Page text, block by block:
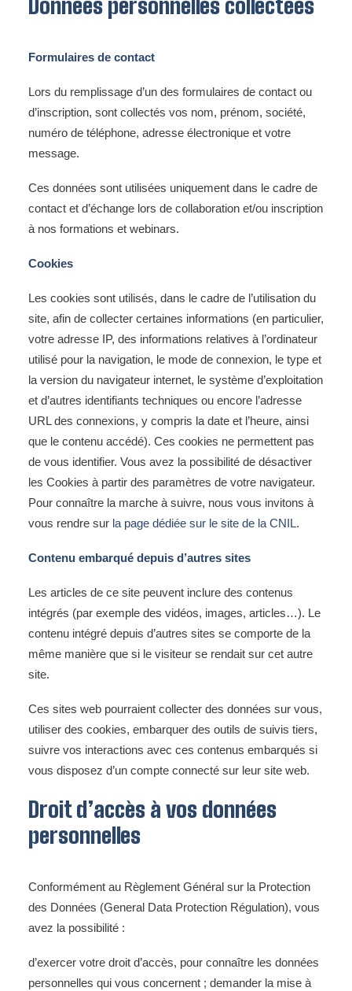
Données personnelles collectées
Formulaires de contact
Lors du remplissage d’un des formulaires de contact ou
d’inscription, sont collectés vos nom, prénom, société,
numéro de téléphone, adresse électronique et votre
message.
Ces données sont utilisées uniquement dans le cadre de
contact et d’échange lors de collaboration et/ou inscription
à nos formations et webinars.
Cookies
Les cookies sont utilisés, dans le cadre de l’utilisation du
site, afin de collecter certaines informations (en particulier,
votre adresse IP, des informations relatives à l’ordinateur
utilisé pour la navigation, le mode de connexion, le type et
la version du navigateur internet, le système d’exploitation
et d’autres identifiants techniques ou encore l’adresse
URL des connexions, y compris la date et l’heure, ainsi
que le contenu accédé). Ces cookies ne permettent pas
de vous identifier. Vous avez la possibilité de désactiver
les Cookies à partir des paramètres de votre navigateur.
Pour connaître la marche à suivre, nous vous invitons à
vous rendre sur la page dédiée sur le site de la CNIL.
Contenu embarqué depuis d’autres sites
Les articles de ce site peuvent inclure des contenus
intégrés (par exemple des vidéos, images, articles…). Le
contenu intégré depuis d’autres sites se comporte de la
même manière que si le visiteur se rendait sur cet autre
site.
Ces sites web pourraient collecter des données sur vous,
utiliser des cookies, embarquer des outils de suivis tiers,
suivre vos interactions avec ces contenus embarqués si
vous disposez d’un compte connecté sur leur site web.
Droit d’accès à vos données
personnelles
Conformément au Règlement Général sur la Protection
des Données (General Data Protection Régulation), vous
avez la possibilité :
d’exercer votre droit d’accès, pour connaître les données
personnelles qui vous concernent ; demander la mise à